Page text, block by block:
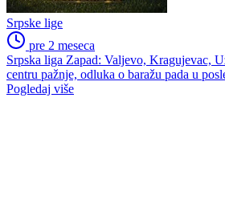
Srpske lige
pre 2 meseca
Srpska liga Zapad: Valjevo, Kragujevac,
centru pažnje, odluka o baražu pada u
Pogledaj više